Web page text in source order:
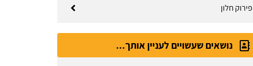
פירוק חלון
נושאים שעשויים לעניין אותך...